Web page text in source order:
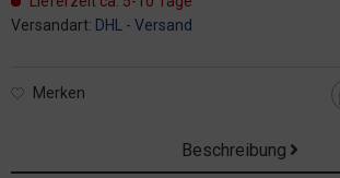
Versandart: DHL - Versand
Merken
Beschreibung